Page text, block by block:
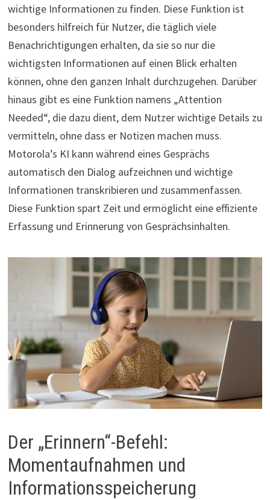
wichtige Informationen zu finden. Diese Funktion ist
besonders hilfreich für Nutzer, die täglich viele
Benachrichtigungen erhalten, da sie so nur die
wichtigsten Informationen auf einen Blick erhalten
können, ohne den ganzen Inhalt durchzugehen. Darüber
hinaus gibt es eine Funktion namens „Attention
Needed“, die dazu dient, dem Nutzer wichtige Details zu
vermitteln, ohne dass er Notizen machen muss.
Motorola’s KI kann während eines Gesprächs
automatisch den Dialog aufzeichnen und wichtige
Informationen transkribieren und zusammenfassen.
Diese Funktion spart Zeit und ermöglicht eine effiziente
Erfassung und Erinnerung von Gesprächsinhalten.
Der „Erinnern“-Befehl:
Momentaufnahmen und
Informationsspeicherung